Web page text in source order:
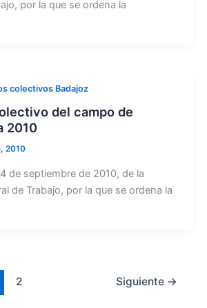
por la que se ordena la
colectivos Badajoz
del campo de
2010
2010
de septiembre de 2010, de la
de Trabajo, por la que se ordena la
2 Siguiente →